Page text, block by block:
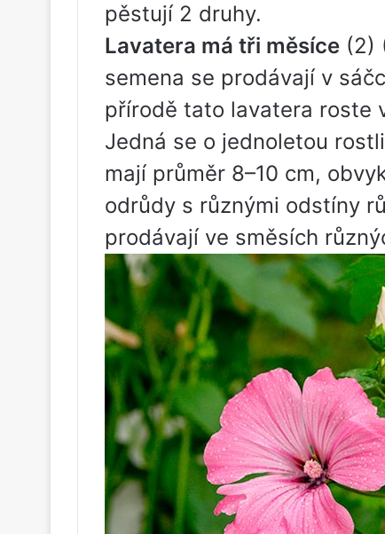
pěstují 2 druhy.
Lavatera má tři měsíce (2)
semena se prodávají v
přírodě tato lavatera roste
Jedná se o jednoletou
mají průměr 8–10 cm,
odrůdy s různými odstíny
prodávají ve směsích